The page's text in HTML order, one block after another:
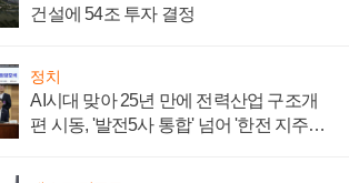
건설에 54조 투자 결정
정치
AI시대 맞아 25년 만에 전력산업 구조개
편 시동, '발전5사 통합' 넘어 '한전 지주사'